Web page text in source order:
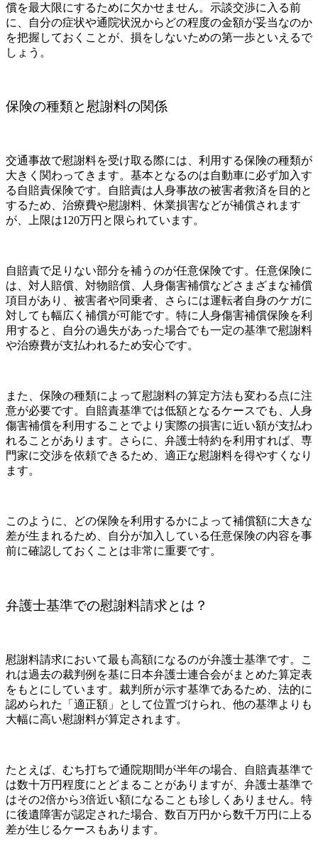
償を最大限にするために欠かせません。示談交渉に入る前
に、自分の症状や通院状況からどの程度の金額が妥当なのか
を把握しておくことが、損をしないための第一歩といえるで
しょう。
保険の種類と慰謝料の関係
交通事故で慰謝料を受け取る際には、利用する保険の種類が
大きく関わってきます。基本となるのは自動車に必ず加入す
る自賠責保険です。自賠責は人身事故の被害者救済を目的と
するため、治療費や慰謝料、休業損害などが補償されます
が、上限は120万円と限られています。
自賠責で足りない部分を補うのが任意保険です。任意保険に
は、対人賠償、対物賠償、人身傷害補償などさまざまな補償
項目があり、被害者や同乗者、さらには運転者自身のケガに
対しても幅広く補償が可能です。特に人身傷害補償保険を利
用すると、自分の過失があった場合でも一定の基準で慰謝料
や治療費が支払われるため安心です。
また、保険の種類によって慰謝料の算定方法も変わる点に注
意が必要です。自賠責基準では低額となるケースでも、人身
傷害補償を利用することでより実際の損害に近い額が支払わ
れることがあります。さらに、弁護士特約を利用すれば、専
門家に交渉を依頼できるため、適正な慰謝料を得やすくなり
ます。
このように、どの保険を利用するかによって補償額に大きな
差が生まれるため、自分が加入している任意保険の内容を事
前に確認しておくことは非常に重要です。
弁護士基準での慰謝料請求とは？
慰謝料請求において最も高額になるのが弁護士基準です。こ
れは過去の裁判例を基に日本弁護士連合会がまとめた算定表
をもとにしています。裁判所が示す基準であるため、法的に
認められた「適正額」として位置づけられ、他の基準よりも
大幅に高い慰謝料が算定されます。
たとえば、むち打ちで通院期間が半年の場合、自賠責基準で
は数十万円程度にとどまることがありますが、弁護士基準で
はその2倍から3倍近い額になることも珍しくありません。特
に後遺障害が認定された場合、数百万円から数千万円に上る
差が生じるケースもあります。